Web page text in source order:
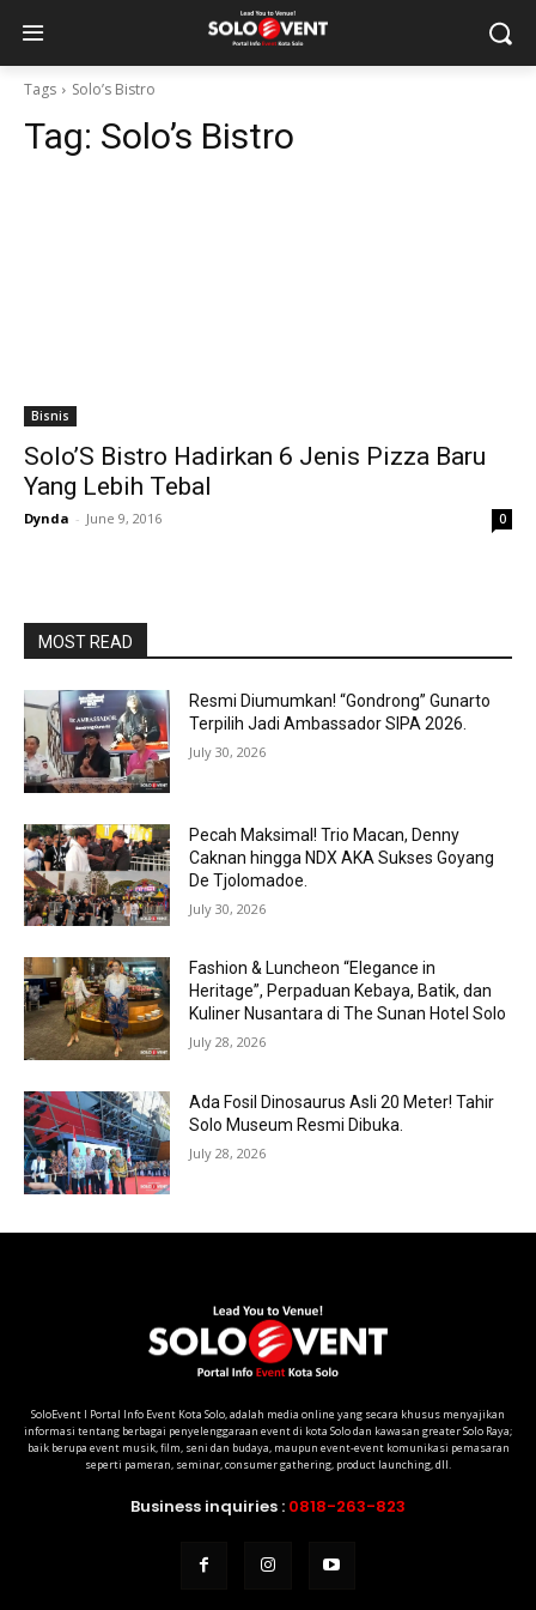
Tags Solo’s Bistro
Tag: Solo’s Bistro
Bisnis
Solo’S Bistro Hadirkan 6 Jenis Pizza Baru
Yang Lebih Tebal
Dynda - June 9, 2016 0
MOST READ
Resmi Diumumkan! “Gondrong” Gunarto
Terpilih Jadi Ambassador SIPA 2026.
July 30, 2026
Pecah Maksimal! Trio Macan, Denny
Caknan hingga NDX AKA Sukses Goyang
De Tjolomadoe.
July 30, 2026
Fashion & Luncheon “Elegance in
Heritage”, Perpaduan Kebaya, Batik, dan
Kuliner Nusantara di The Sunan Hotel Solo
July 28, 2026
Ada Fosil Dinosaurus Asli 20 Meter! Tahir
Solo Museum Resmi Dibuka.
July 28, 2026
SoloEvent I Portal Info Event Kota Solo, adalah media online yang secara khusus menyajikan
informasi tentang berbagai penyelenggaraan event di kota Solo dan kawasan greater Solo Raya;
baik berupa event musik, film, seni dan budaya, maupun event-event komunikasi pemasaran
seperti pameran, seminar, consumer gathering, product launching, dll.
Business inquiries : 0818-263-823